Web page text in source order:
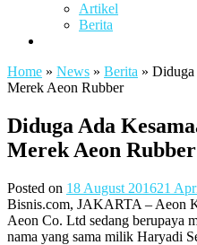
Artikel
Berita
Home » News » Berita » Diduga
Merek Aeon Rubber
Diduga Ada
Merek Aeon Rubber
Posted on 18 August 201621
Bisnis.com, JAKARTA – Aeon
Aeon Co. Ltd sedang berupaya
nama yang sama milik Haryadi